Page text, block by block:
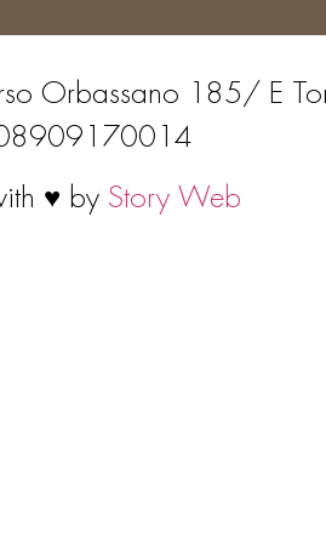
Orbassano 185/ E
08909170014
♥ by Story Web